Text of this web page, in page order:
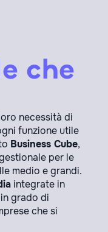
che
necessità di
funzione utile
Business Cube,
per le
medio e grandi.
integrate in
grado di
che si